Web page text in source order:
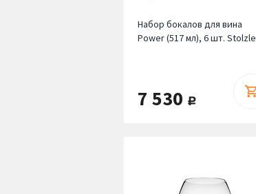
Набор бокалов для вина
Power (517 мл), 6 шт. Stolzle
7 530 руб.